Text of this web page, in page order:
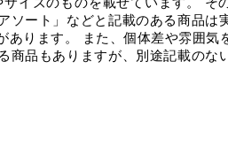
ソート」などと記載のある商品は
あります。 また、個体差や雰囲気
商品もありますが、別途記載のな